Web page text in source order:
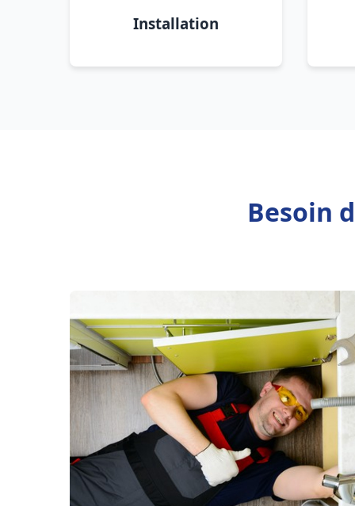
Installation
Besoin